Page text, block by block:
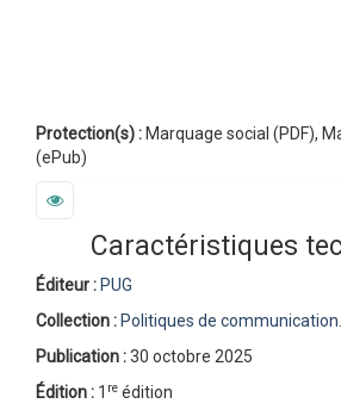
Protection(s) : Marquage social (PDF),
(ePub)
Caractéristiques
Éditeur : PUG
Collection : Politiques de
Publication :30 octobre 2025
Édition : 1 re édition